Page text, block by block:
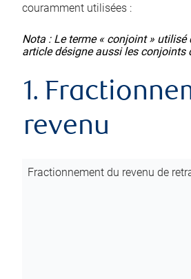
couramment utilisées :
Nota : Le terme « conjoint » utilisé
article désigne aussi les conjoints
1.
revenu
Fractionnement du revenu de